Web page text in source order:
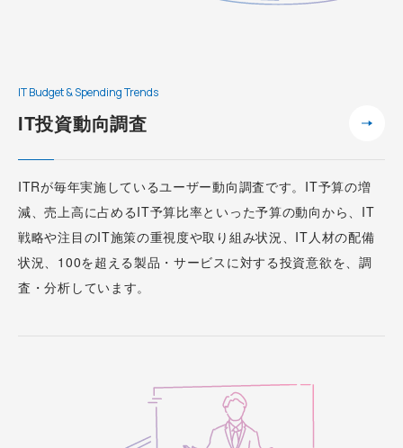
IT Budget & Spending Trends
IT投資動向調査
ITRが毎年実施しているユーザー動向調査です。IT予算の増
減、売上高に占めるIT予算比率といった予算の動向から、IT
戦略や注目のIT施策の重視度や取り組み状況、IT人材の配備
状況、100を超える製品・サービスに対する投資意欲を、調
査・分析しています。